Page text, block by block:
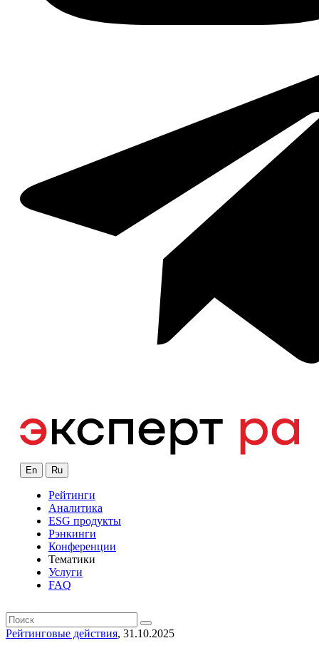
En Ru
Рейтинги
Аналитика
ESG продукты
Рэнкинги
Конференции
Тематики
Услуги
FAQ
Рейтинговые действия, 31.10.2025